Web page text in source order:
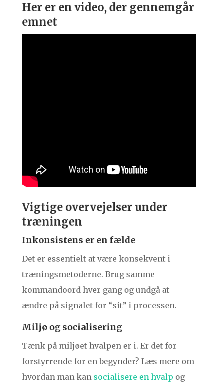
Her er en video, der gennemgår
emnet
Vigtige overvejelser under
træningen
Inkonsistens er en fælde
Det er essentielt at være konsekvent i
træningsmetoderne. Brug samme
kommandoord hver gang og undgå at
ændre på signalet for “sit” i processen.
Miljø og socialisering
Tænk på miljøet hvalpen er i. Er det for
forstyrrende for en begynder? Læs mere om
hvordan man kan socialisere en hvalp og